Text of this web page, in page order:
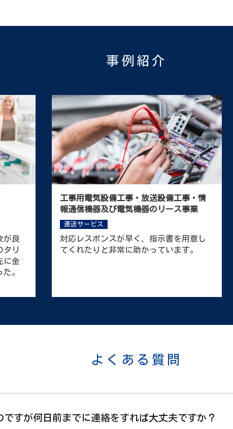
事例紹介
品の
を積
大変
、ド
大
美術・製図・イラストレーションボー
ド・マット・スケッチブックの製造販売
業運送サービス
初めての試みで、どうしたらいいか分か
らなかったが矢野社長や青葉常務が来て
よくある質問
すが何日前までに連絡をすれば大丈夫ですか？